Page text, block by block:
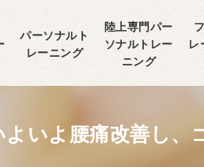
パーソナルト
レーニング
陸上専門パー
ソナルトレー
ニング
レ
よいよ腰痛改善し、